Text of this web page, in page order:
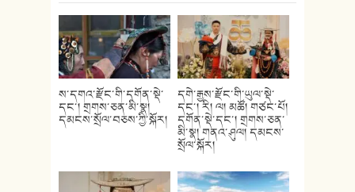
ས་དགའ་རྫོང་གི་དགོན་སྡེ་
དང་། གྲགས་ཅན་མི་སྣ།
དམངས་སྲོལ་བཅས་ཀྱི་སྐོར།
དགེ་རྒྱས་རྫོང་གི་ཡུལ་སྡེ་
དང་། རི། ལ། མཚོ། གཙང་པོ།
དགོན་སྡེ་དང་། གྲགས་ཅན་
མི་སྣ། གནའ་ཤུལ། དམངས་
སྲོལ་སྐོར།